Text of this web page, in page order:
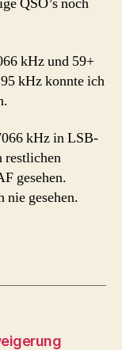
kHz und 59+
kHz konnte ich
kHz in LSB-
restlichen
gesehen.
gesehen.